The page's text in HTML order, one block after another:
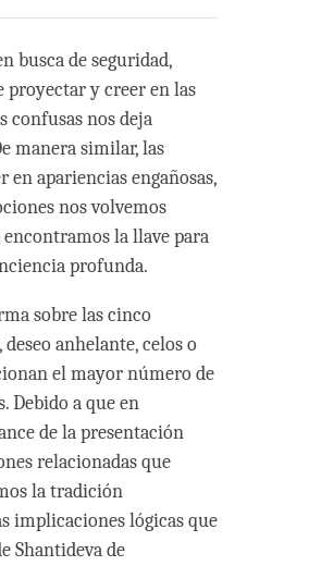
busca de seguridad,
proyectar y creer en las
confusas nos deja
manera similar, las
apariencias engañosas,
nos volvemos
la llave para
profunda.
sobre las cinco
anhelante, celos o
el mayor número de
Debido a que en
de la presentación
relacionadas que
la tradición
implicaciones lógicas que
Shantideva de